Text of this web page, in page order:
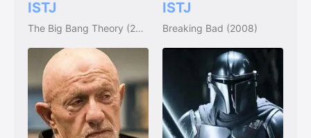
ISTJ
The Big Bang Theory (2007)
ISTJ
Breaking Bad (2008)